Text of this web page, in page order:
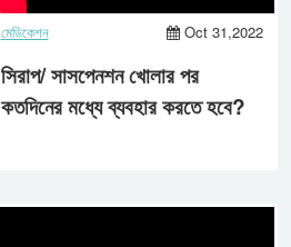
মেডিকেশন Oct 31,2022
সিরাপ/ সাসপেনশন খোলার পর
কতদিনের মধ্যে ব্যবহার করতে হবে?